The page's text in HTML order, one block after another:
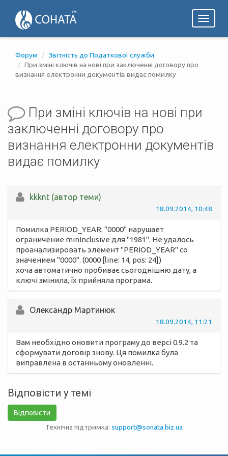
Toggle
Форум
Звітність до Податкової служби
При зміні ключів на нові при заключенні договору про
визнання електронни документів видає помилку
При зміні ключів на нові при
заключенні договору про
визнання електронни документів
видає помилку
kkknt (автор теми)
18.09.2014, 10:48
Помилка PERIOD_YEAR: "0000" нарушает
ограничение minInclusive для "1981". Не удалось
проанализировать элемент "PERIOD_YEAR" со
значением "0000". (0000 [line: 14, pos: 24])
хоча автоматично пробиває сьогоднішню дату, а
ключі змінила, їх прийняла програма.
Олександр Мартинюк
18.09.2014, 11:21
Вам необхідно оновити програму до версі 0.9.2 та
сформувати договір знову. Ця помилка була
виправлена в останньому оновленні.
Відповісти у темі
Відповісти
Технічна підтримка: support@sonata.biz.ua